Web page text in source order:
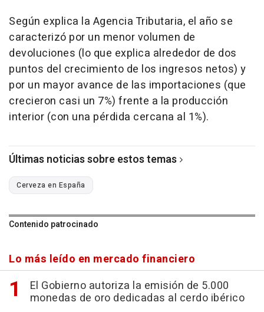
Según explica la Agencia Tributaria, el año se
caracterizó por un menor volumen de
devoluciones (lo que explica alrededor de dos
puntos del crecimiento de los ingresos netos) y
por un mayor avance de las importaciones (que
crecieron casi un 7%) frente a la producción
interior (con una pérdida cercana al 1%).
Últimas noticias sobre estos temas
Cerveza en España
Contenido patrocinado
Lo más leído en mercado financiero
El Gobierno autoriza la emisión de 5.000
monedas de oro dedicadas al cerdo ibérico